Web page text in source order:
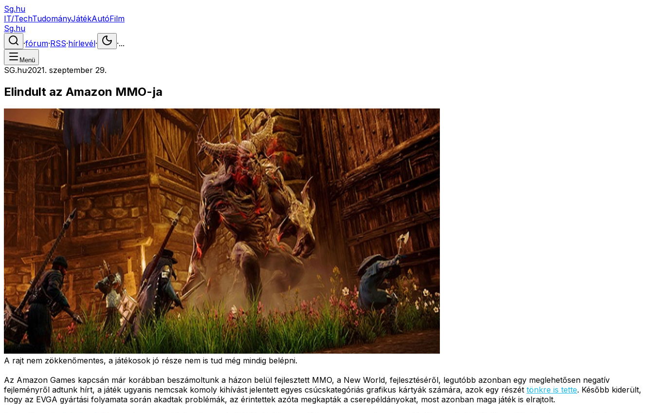
Sg.hu
IT/TechTudományJátékAutóFilm
Sg.hu
·fórum·RSS·hírlevél· ·...
Menü
SG.hu·2021. szeptember 29.
Elindult az Amazon MMO-ja
A rajt nem zökkenőmentes, a játékosok jó része nem is tud még mindig belépni.
Az Amazon Games kapcsán már korábban beszámoltunk a házon belül fejlesztett MMO, a New World, fejlesztéséről, legutóbb azonban egy meglehetősen negatív
fejleményről adtunk hírt, a játék ugyanis nemcsak komoly kihívást jelentett egyes csúcskategóriás grafikus kártyák számára, azok egy részét tönkre is tette. Később kiderült,
hogy az EVGA gyártási folyamata során akadtak problémák, az érintettek azóta megkapták a cserepéldányokat, most azonban maga játék is elrajtolt.